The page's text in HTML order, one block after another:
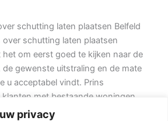
privacy
schutting laten plaatsen Belfeld
over schutting laten plaatsen
het om eerst goed te kijken naar de
de gewenste uitstraling en de mate
u acceptabel vindt. Prins
met bestaande woningen
een stevige oplossing.